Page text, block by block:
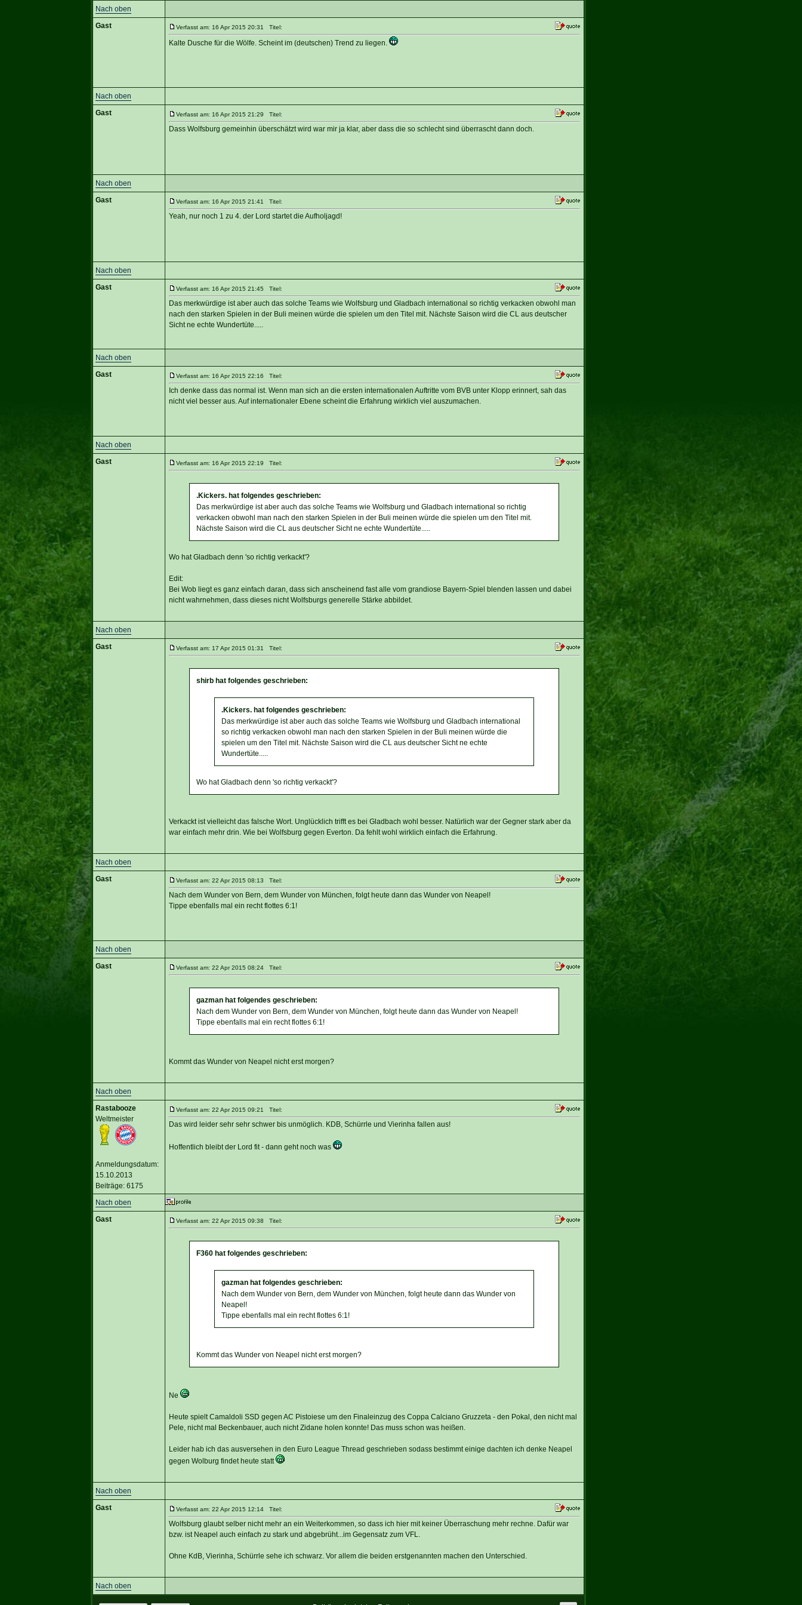
Nach oben
Gast
Verfasst am: 16 Apr 2015 20:31 Titel:
Kalte Dusche für die Wölfe. Scheint im (deutschen) Trend zu liegen.
Nach oben
Gast
Verfasst am: 16 Apr 2015 21:29 Titel:
Dass Wolfsburg gemeinhin überschätzt wird war mir ja klar, aber dass die so schlecht sind überrascht dann doch.
Nach oben
Gast
Verfasst am: 16 Apr 2015 21:41 Titel:
Yeah, nur noch 1 zu 4. der Lord startet die Aufholjagd!
Nach oben
Gast
Verfasst am: 16 Apr 2015 21:45 Titel:
Das merkwürdige ist aber auch das solche Teams wie Wolfsburg und Gladbach international so richtig verkacken obwohl man
nach den starken Spielen in der Buli meinen würde die spielen um den Titel mit. Nächste Saison wird die CL aus deutscher
Sicht ne echte Wundertüte.....
Nach oben
Gast
Verfasst am: 16 Apr 2015 22:16 Titel:
Ich denke dass das normal ist. Wenn man sich an die ersten internationalen Auftritte vom BVB unter Klopp erinnert, sah das
nicht viel besser aus. Auf internationaler Ebene scheint die Erfahrung wirklich viel auszumachen.
Nach oben
Gast
Verfasst am: 16 Apr 2015 22:19 Titel:
.Kickers. hat folgendes geschrieben:
Das merkwürdige ist aber auch das solche Teams wie Wolfsburg und Gladbach international so richtig
verkacken obwohl man nach den starken Spielen in der Buli meinen würde die spielen um den Titel mit.
Nächste Saison wird die CL aus deutscher Sicht ne echte Wundertüte.....
Wo hat Gladbach denn 'so richtig verkackt'?
Edit:
Bei Wob liegt es ganz einfach daran, dass sich anscheinend fast alle vom grandiose Bayern-Spiel blenden lassen und dabei
nicht wahrnehmen, dass dieses nicht Wolfsburgs generelle Stärke abbildet.
Nach oben
Gast
Verfasst am: 17 Apr 2015 01:31 Titel:
shirb hat folgendes geschrieben:
.Kickers. hat folgendes geschrieben:
Das merkwürdige ist aber auch das solche Teams wie Wolfsburg und Gladbach international
so richtig verkacken obwohl man nach den starken Spielen in der Buli meinen würde die
spielen um den Titel mit. Nächste Saison wird die CL aus deutscher Sicht ne echte
Wundertüte.....
Wo hat Gladbach denn 'so richtig verkackt'?
Verkackt ist vielleicht das falsche Wort. Unglücklich trifft es bei Gladbach wohl besser. Natürlich war der Gegner stark aber da
war einfach mehr drin. Wie bei Wolfsburg gegen Everton. Da fehlt wohl wirklich einfach die Erfahrung.
Nach oben
Gast
Verfasst am: 22 Apr 2015 08:13 Titel:
Nach dem Wunder von Bern, dem Wunder von München, folgt heute dann das Wunder von Neapel!
Tippe ebenfalls mal ein recht flottes 6:1!
Nach oben
Gast
Verfasst am: 22 Apr 2015 08:24 Titel:
gazman hat folgendes geschrieben:
Nach dem Wunder von Bern, dem Wunder von München, folgt heute dann das Wunder von Neapel!
Tippe ebenfalls mal ein recht flottes 6:1!
Kommt das Wunder von Neapel nicht erst morgen?
Nach oben
Rastabooze
Weltmeister
Anmeldungsdatum:
15.10.2013
Beiträge: 6175
Verfasst am: 22 Apr 2015 09:21 Titel:
Das wird leider sehr sehr schwer bis unmöglich. KDB, Schürrle und Vierinha fallen aus!
Hoffentlich bleibt der Lord fit - dann geht noch was
Nach oben
Gast
Verfasst am: 22 Apr 2015 09:38 Titel:
F360 hat folgendes geschrieben:
gazman hat folgendes geschrieben:
Nach dem Wunder von Bern, dem Wunder von München, folgt heute dann das Wunder von
Neapel!
Tippe ebenfalls mal ein recht flottes 6:1!
Kommt das Wunder von Neapel nicht erst morgen?
Ne
Heute spielt Camaldoli SSD gegen AC Pistoiese um den Finaleinzug des Coppa Calciano Gruzzeta - den Pokal, den nicht mal
Pele, nicht mal Beckenbauer, auch nicht Zidane holen konnte! Das muss schon was heißen.
Leider hab ich das ausversehen in den Euro League Thread geschrieben sodass bestimmt einige dachten ich denke Neapel
gegen Wolburg findet heute statt
Nach oben
Gast
Verfasst am: 22 Apr 2015 12:14 Titel:
Wolfsburg glaubt selber nicht mehr an ein Weiterkommen, so dass ich hier mit keiner Überraschung mehr rechne. Dafür war
bzw. ist Neapel auch einfach zu stark und abgebrüht...im Gegensatz zum VFL.
Ohne KdB, Vierinha, Schürrle sehe ich schwarz. Vor allem die beiden erstgenannten machen den Unterschied.
Nach oben